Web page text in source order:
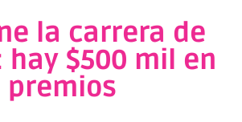
la carrera de
hay $500 mil en
premios